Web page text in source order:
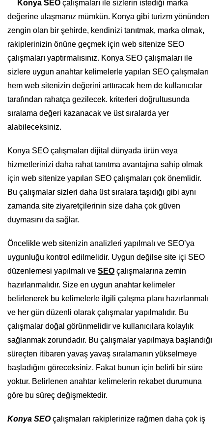
Konya SEO çalışmaları ile sizlerin istediği marka
değerine ulaşmanız mümkün. Konya gibi turizm yönünden
zengin olan bir şehirde, kendinizi tanıtmak, marka olmak,
rakiplerinizin önüne geçmek için web sitenize SEO
çalışmaları yaptırmalısınız. Konya SEO çalışmaları ile
sizlere uygun anahtar kelimelerle yapılan SEO çalışmaları
hem web sitenizin değerini arttıracak hem de kullanıcılar
tarafından rahatça gezilecek. kriterleri doğrultusunda
sıralama değeri kazanacak ve üst sıralarda yer
alabileceksiniz.
Konya SEO çalışmaları dijital dünyada ürün veya
hizmetlerinizi daha rahat tanıtma avantajına sahip olmak
için web sitenize yapılan SEO çalışmaları çok önemlidir.
Bu çalışmalar sizleri daha üst sıralara taşıdığı gibi aynı
zamanda site ziyaretçilerinin size daha çok güven
duymasını da sağlar.
Öncelikle web sitenizin analizleri yapılmalı ve SEO’ya
uygunluğu kontrol edilmelidir. Uygun değilse site içi SEO
düzenlemesi yapılmalı ve SEO çalışmalarına zemin
hazırlanmalıdır. Size en uygun anahtar kelimeler
belirlenerek bu kelimelerle ilgili çalışma planı hazırlanmalı
ve her gün düzenli olarak çalışmalar yapılmalıdır. Bu
çalışmalar doğal görünmelidir ve kullanıcılara kolaylık
sağlanmak zorundadır. Bu çalışmalar yapılmaya başlandığı
süreçten itibaren yavaş yavaş sıralamanın yükselmeye
başladığını göreceksiniz. Fakat bunun için belirli bir süre
yoktur. Belirlenen anahtar kelimelerin rekabet durumuna
göre bu süreç değişmektedir.
Konya SEOçalışmaları rakiplerinize rağmen daha çok iş